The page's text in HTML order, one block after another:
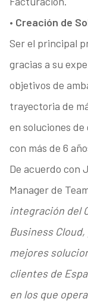
• Creación de
Ser el principal
gracias a su
objetivos de
trayectoria de
en soluciones
con más de 6
De acuerdo con
Manager de
integración del
Business
mejores
clientes de
en los que